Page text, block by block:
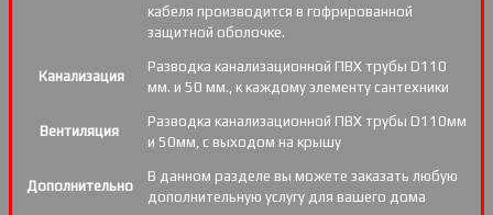
кабеля производится в гофрированной
защитной оболочке.
Канализация
Разводка канализационной ПВХ трубы D110
мм. и 50 мм., к каждому элементу сантехники
Вентиляция
Разводка канализационной ПВХ трубы D110мм
и 50мм, с выходом на крышу
Дополнительно
В данном разделе вы можете заказать любую
дополнительную услугу для вашего дома